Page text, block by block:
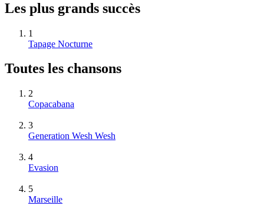
Les plus grands succès
1
Tapage Nocturne
Toutes les chansons
2
Copacabana
3
Generation Wesh Wesh
4
Evasion
5
Marseille